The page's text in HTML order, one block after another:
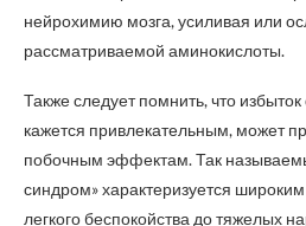
нейрохимию мозга, усиливая или
рассматриваемой аминокислоты.
Также следует помнить, что
кажется привлекательным, может
побочным эффектам. Так
синдром» характеризуется
легкого беспокойства до тяжелых